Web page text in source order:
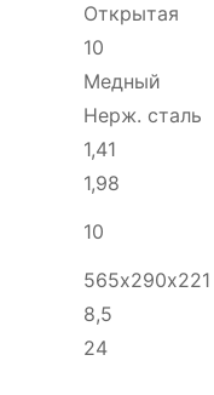
Открытая
10
Медный
Нерж. сталь
1,41
1,98
10
565х290х221
8,5
24